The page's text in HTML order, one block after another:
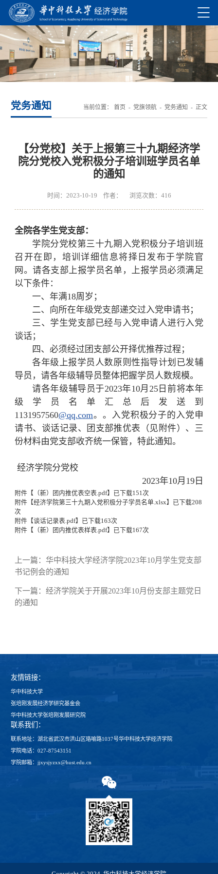
党务通知 当前位置： 首页 - 党旗领航- 党务通知 - 正文
【分党校】关于上报第三十九期经济学
院分党校入党积极分子培训班学员名单
的通知
时间：2023-10-19 作者： 浏览次数： 416
全院各学生党支部：
学院分党校第三十九期入党积极分子培训班
召开在即，培训详细信息将择日发布于学院官
网。请各支部上报学员名单，上报学员必须满足
以下条件：
一、年满18周岁；
二、向所在年级党支部递交过入党申请书；
三、学生党支部已经与入党申请人进行入党
谈话；
四、必须经过团支部公开择优推荐过程；
各年级上报学员人数原则性指导计划已发辅
导员，请各年级辅导员整体把握学员人数规模。
请各年级辅导员于2023年10月25日前将本年
级学员名单汇总后发送到
1131957560@qq.com。。入党积极分子的入党申
请书、谈话记录、团支部推优表（见附件）、三
份材料由党支部收齐统一保管，特此通知。
经济学院分党校
2023年10月19日
附件【 （新）团内推优表空表.pdf】已下载151次
附件【经济学院第三十九期入党积极分子学员名单.xlsx】已下载208
次
附件【谈话记录表.pdf】已下载163次
附件【
（新）团内推优表样表.pdf】已下载167次
上一篇：华中科技大学经济学院2023年10月学生党支部
书记例会的通知
下一篇：经济学院关于开展2023年10月份支部主题党日
的通知
友情链接：
华中科技大学
张培刚发展经济学研究基金会
华中科技大学张培刚发展研究院
联系我们：
联系地址：湖北省武汉市洪山区珞喻路1037号华中科技大学经济学院
学院电话：027-87543151
学院邮箱：jjxysjyzxx@hust.edu.cn